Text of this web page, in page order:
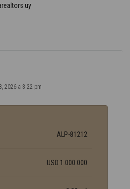
2026 a 3:22 pm
ALP-81212
USD 1.000.000